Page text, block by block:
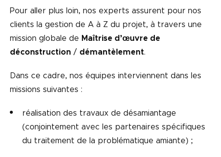
Pour aller plus loin, nos experts assurent pour nos
clients la gestion de A à Z du projet, à travers une
mission globale de Maîtrise d’œuvre de
déconstruction / démantèlement.
Dans ce cadre, nos équipes interviennent dans les
missions suivantes :
réalisation des travaux de désamiantage
(conjointement avec les partenaires spécifiques
du traitement de la problématique amiante) ;